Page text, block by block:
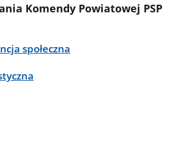
Komendy Powiatowej PSP
społeczna